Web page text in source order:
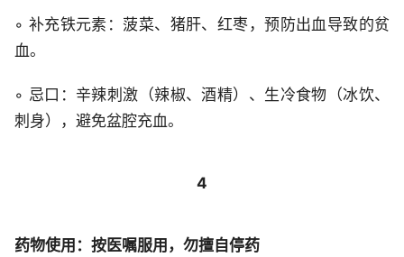
◦ 补充铁元素：菠菜、猪肝、红枣，预防出血导致的贫
血。
◦ 忌口：辛辣刺激（辣椒、酒精）、生冷食物（冰饮、
刺身），避免盆腔充血。
4
药物使用：按医嘱服用，勿擅自停药